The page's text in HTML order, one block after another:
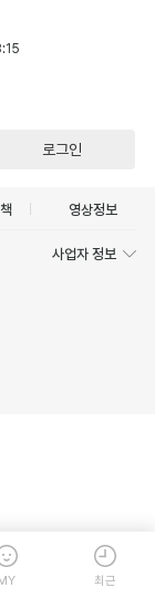
로그인
영상정보
사업자 정보
최근